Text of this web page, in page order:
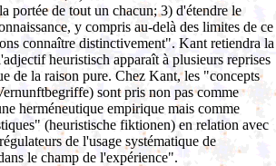
portée de tout un chacun; 3) d'étendre le
y compris au-delà des limites de ce
connaître distinctivement". Kant retiendra la
heuristisch apparaît à plusieurs reprises
de la raison pure. Chez Kant, les "concepts
sont pris non pas comme
herméneutique empirique mais comme
(heuristische fiktionen) en relation avec
de l'usage systématique de
le champ de l'expérience".